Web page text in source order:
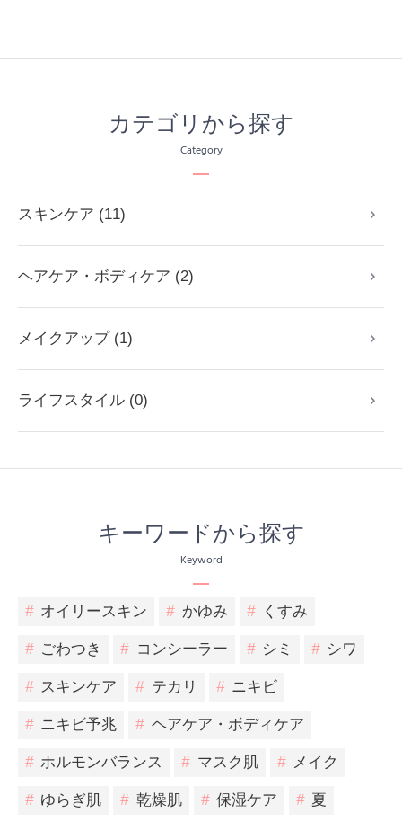
カテゴリから探す
Category
スキンケア (11)
ヘアケア・ボディケア (2)
メイクアップ (1)
ライフスタイル (0)
キーワードから探す
Keyword
# オイリースキン # かゆみ # くすみ
# ごわつき # コンシーラー # シミ # シワ
# スキンケア # テカリ # ニキビ
# ニキビ予兆 # ヘアケア・ボディケア
# ホルモンバランス # マスク肌 # メイク
# ゆらぎ肌 # 乾燥肌 # 保湿ケア # 夏